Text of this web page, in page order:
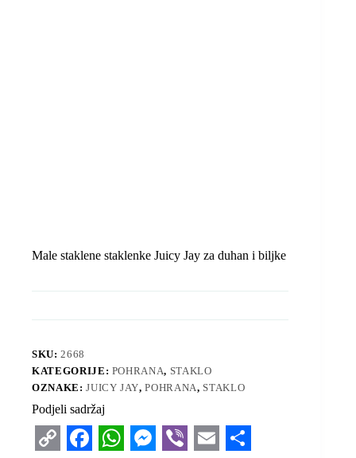
Male staklene staklenke Juicy Jay za duhan i biljke
SKU:2668
KATEGORIJE: POHRANA, STAKLO
OZNAKE:JUICY JAY,POHRANA, STAKLO
Podjeli sadržaj